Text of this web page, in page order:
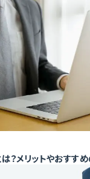
？メリットやおすす